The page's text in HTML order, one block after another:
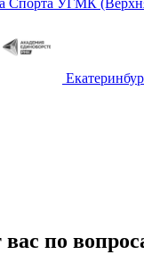
по